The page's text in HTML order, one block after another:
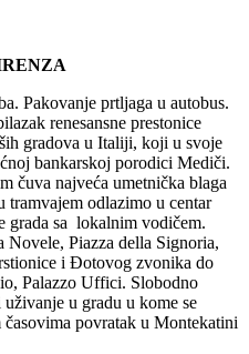
Pakovanje prtljaga u autobus.
renesansne prestonice
gradova u Italiji, koji u svoje
bankarskoj porodici Mediči.
čuva najveća umetnička blaga
tramvajem odlazimo u centar
grada sa lokalnim vodičem.
Novele, Piazza della Signoria,
i Đotovog zvonika do
Palazzo Uffici. Slobodno
u gradu u kome se
povratak u Montekatini